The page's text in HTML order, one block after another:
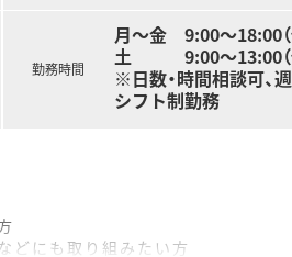
寄り添ったサービスを考え、地域
ント展開しており、ヘルプ体制
す。勤務時間
月～金 9:00～18:00（
土 9:00～13:00（
※日数・時間相談可、
シフト制勤務
どにも取り組みたい方